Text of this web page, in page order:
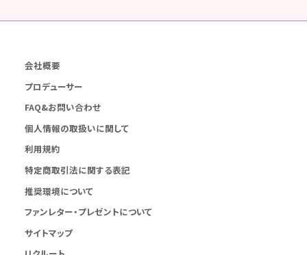
会社概要
プロデューサー
FAQ&お問い合わせ
個人情報の取扱いに関して
利用規約
特定商取引法に関する表記
推奨環境について
ファンレター・プレゼントについて
サイトマップ